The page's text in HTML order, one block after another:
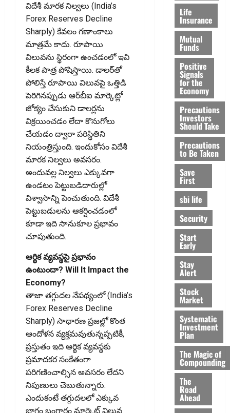
విదేశీ మారక నిల్వలు (India’s
Forex Reserves Decline
Sharply) కేవలం గణాంకాలు
మాత్రమే కాదు. రూపాయి
విలువను స్థిరంగా ఉంచడంలో ఇవి
కీలక పాత్ర పోషిస్తాయి. డాలర్‌తో
పోలిస్తే రూపాయి విలువపై ఒత్తిడి
పెరిగినప్పుడు ఆర్‌బీఐ మార్కెట్లో
జోక్యం చేసుకుని డాలర్లను
విక్రయించడం లేదా కొనుగోలు
చేయడం ద్వారా పరిస్థితిని
నియంత్రిస్తుంది. ఇందుకోసం విదేశీ
మారక నిల్వలు అవసరం.
అందువల్ల నిల్వలు ఎక్కువగా
ఉండటం పెట్టుబడిదారుల్లో
విశ్వాసాన్ని పెంచుతుంది. విదేశీ
పెట్టుబడులను ఆకర్షించడంలో
కూడా ఇది సానుకూల ప్రభావం
చూపుతుంది.
ఆర్థిక వ్యవస్థపై ప్రభావం
ఉంటుందా? Will It Impact the
Economy?
తాజా తగ్గుదల నేపథ్యంలో (India’s
Forex Reserves Decline
Sharply) సాధారణ ప్రజల్లో కొంత
ఆందోళన వ్యక్తమవుతున్నప్పటికీ,
ప్రస్తుతం ఇది ఆర్థిక వ్యవస్థకు
ప్రమాదకర సంకేతంగా
పరిగణించాల్సిన అవసరం లేదని
నిపుణులు చెబుతున్నారు.
ఎందుకంటే తగ్గుదలలో ఎక్కువ
భాగం బంగారం మార్కెట్‌ విలువ
Life
Insurance
Mutual
Funds
Positive
Signals
for the
Economy
Precautions
Investors
Should Take
Precautions
to Be Taken
Save
First
sbi life
Security
Start
Early
Stay
Alert
Stock
Market
Systematic
Investment
Plan
The Magic of
Compounding
The
Road
Ahead